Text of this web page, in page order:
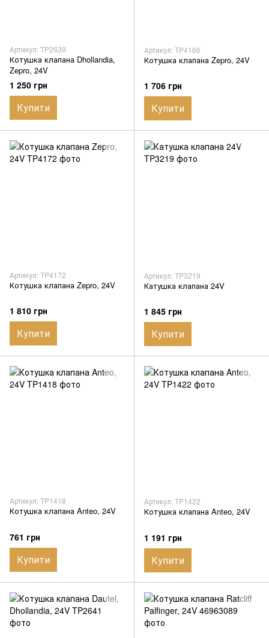
Артикул: TP2639
Котушка клапана Dhollandia,
Zepro, 24V
1 250 грн
Купити
Артикул: TP4166
Котушка клапана Zepro, 24V
1 706 грн
Купити
Артикул: TP4172
Котушка клапана Zepro, 24V
1 810 грн
Купити
Артикул: TP3219
Катушка клапана 24V
1 845 грн
Купити
Артикул: TP1418
Котушка клапана Anteo, 24V
761 грн
Купити
Артикул: TP1422
Котушка клапана Anteo, 24V
1 191 грн
Купити